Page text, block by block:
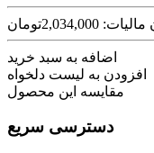
اضافه به سبد خرید
افزودن به لیست دلخواه
مقایسه این محصول
دسترسی سریع